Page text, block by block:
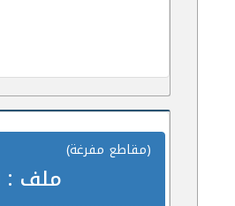
(مقاطع مفرغة)
ملف :